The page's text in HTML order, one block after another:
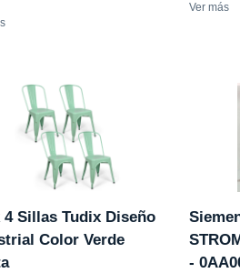
Ver más
4 Sillas Tudix Diseño
Color Verde
-